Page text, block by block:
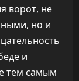
ворот, не
но и
и
тем самым